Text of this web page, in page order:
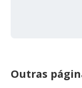
Outras